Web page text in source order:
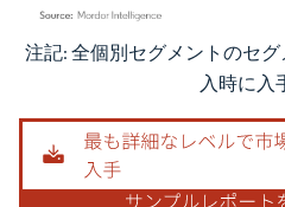
画像 © Mordor Intelligence。再利用には
注記: 全個別セグメントのセ
入時に入